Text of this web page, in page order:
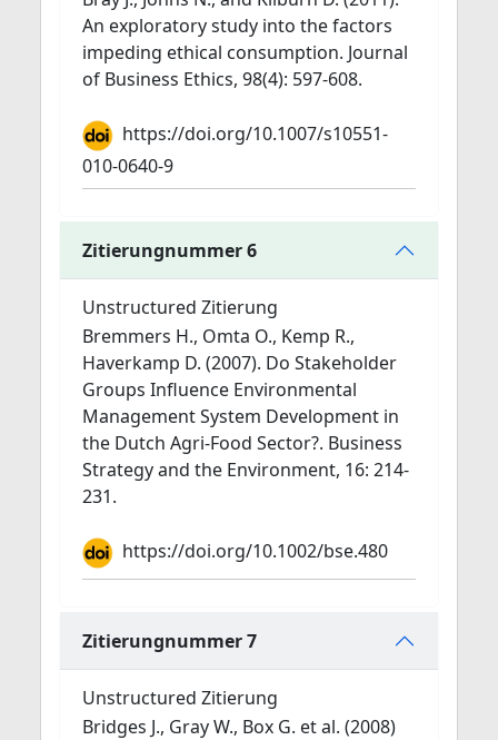
An exploratory study into the factors
impeding ethical consumption. Journal
of Business Ethics, 98(4): 597-608.
https://doi.org/10.1007/s10551-
010-0640-9
Zitierungnummer 6
Unstructured Zitierung
Bremmers H., Omta O., Kemp R.,
Haverkamp D. (2007). Do Stakeholder
Groups Influence Environmental
Management System Development in
the Dutch Agri-Food Sector?. Business
Strategy and the Environment, 16: 214-
231.
https://doi.org/10.1002/bse.480
Zitierungnummer 7
Unstructured Zitierung
Bridges J., Gray W., Box G. et al. (2008)